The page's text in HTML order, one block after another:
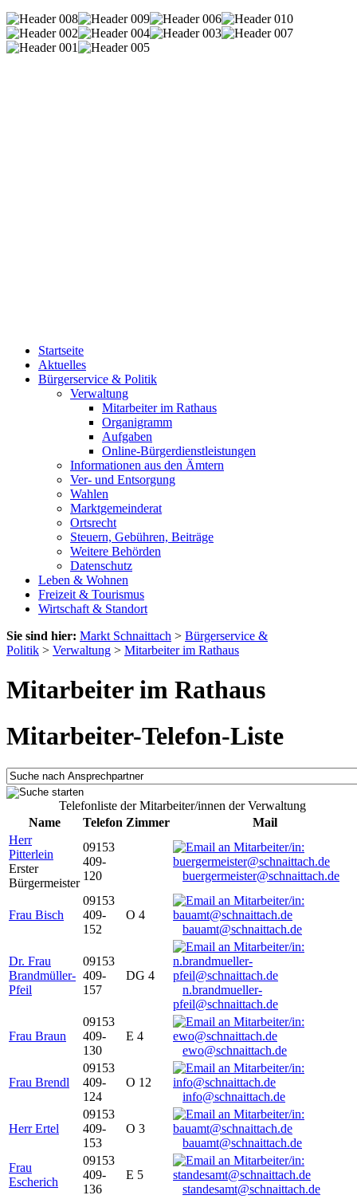
Startseite
Aktuelles
Bürgerservice & Politik
Verwaltung
Mitarbeiter im Rathaus
Organigramm
Aufgaben
Online-Bürgerdienstleistungen
Informationen aus den Ämtern
Ver- und Entsorgung
Wahlen
Marktgemeinderat
Ortsrecht
Steuern, Gebühren, Beiträge
Weitere Behörden
Datenschutz
Leben & Wohnen
Freizeit & Tourismus
Wirtschaft & Standort
Sie sind hier: Markt Schnaittach > Bürgerservice &
Politik > Verwaltung > Mitarbeiter im Rathaus
Mitarbeiter im Rathaus
Mitarbeiter-Telefon-Liste
Telefonliste der Mitarbeiter/innen der Verwaltung
Name
Telefon Zimmer
Mail
Herr
Pitterlein
Erster
Bürgermeister
09153
409-
120
buergermeister@schnaittach.de
Frau Bisch
09153
409-
152
O 4
bauamt@schnaittach.de
Dr. Frau
Brandmüller-
Pfeil
09153
409-
157
DG 4
n.brandmueller-
pfeil@schnaittach.de
Frau Braun
09153
409-
130
E 4
ewo@schnaittach.de
Frau Brendl
09153
409-
124
O 12
info@schnaittach.de
Herr Ertel
09153
409-
153
O 3
bauamt@schnaittach.de
Frau
Escherich
09153
409-
136
E 5
standesamt@schnaittach.de